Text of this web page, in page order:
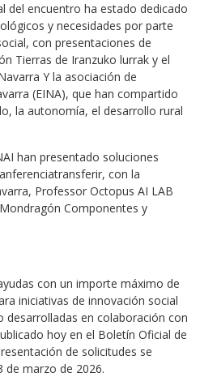
del encuentro ha estado dedicado
y necesidades por parte
con presentaciones de
Tierras de Iranzuko lurrak y el
Y la asociación de
(EINA), que han compartido
la autonomía, el desarrollo rural
han presentado soluciones
con la
Professor Octopus AI LAB
Componentes y
con un importe máximo de
iniciativas de innovación social
en colaboración con
hoy en el Boletín Oficial de
de solicitudes se
de marzo de 2026.